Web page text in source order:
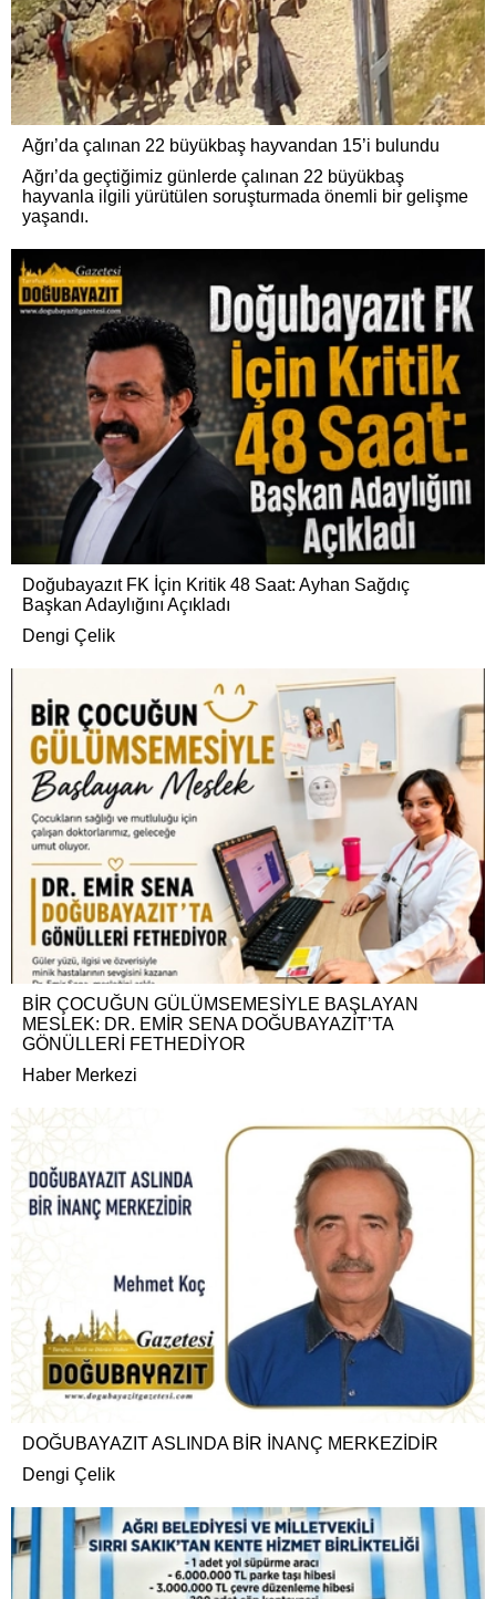
Ağrı’da çalınan 22 büyükbaş hayvandan 15’i bulundu
Ağrı’da geçtiğimiz günlerde çalınan 22 büyükbaş
hayvanla ilgili yürütülen soruşturmada önemli bir gelişme
yaşandı.
Doğubayazıt FK İçin Kritik 48 Saat: Ayhan Sağdıç
Başkan Adaylığını Açıkladı
Dengi Çelik
BİR ÇOCUĞUN GÜLÜMSEMESİYLE BAŞLAYAN
MESLEK: DR. EMİR SENA DOĞUBAYAZIT’TA
GÖNÜLLERİ FETHEDİYOR
Haber Merkezi
DOĞUBAYAZIT ASLINDA BİR İNANÇ MERKEZİDİR
Dengi Çelik